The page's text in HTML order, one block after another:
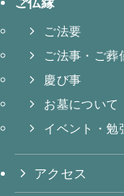
ご法要
ご法事・ご葬
慶び事
お墓について
イベント・勉
アクセス